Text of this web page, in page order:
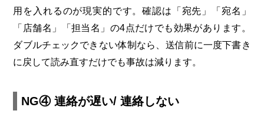
用を入れるのが現実的です。確認は「宛先」「宛名」
「店舗名」「担当名」の4点だけでも効果があります。
ダブルチェックできない体制なら、送信前に一度下書き
に戻して読み直すだけでも事故は減ります。
NG④ 連絡が遅い/ 連絡しない